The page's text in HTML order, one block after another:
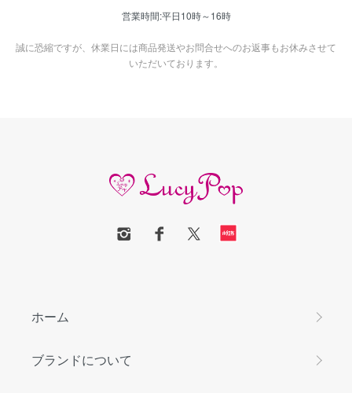
営業時間:平日10時～16時
誠に恐縮ですが、休業日には商品発送やお問合せへのお返事もお休みさせて
いただいております。
ホーム
ブランドについて